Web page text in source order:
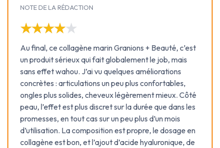
NOTE DE LA RÉDACTION
★★★★★
★★★★★
Au final, ce collagène marin Granions + Beauté, c’est
un produit sérieux qui fait globalement le job, mais
sans effet wahou. J’ai vu quelques améliorations
concrètes : articulations un peu plus confortables,
ongles plus solides, cheveux légèrement mieux. Côté
peau, l’effet est plus discret sur la durée que dans les
promesses, en tout cas sur un peu plus d’un mois
d’utilisation. La composition est propre, le dosage en
collagène est bon, et l’ajout d’acide hyaluronique, de